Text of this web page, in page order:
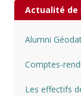
Actualité de
Alumni
Comptes-
Les effectifs